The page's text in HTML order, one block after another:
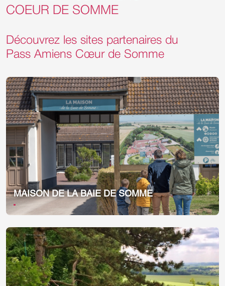
COEUR DE SOMME
Découvrez les sites partenaires du
Pass Amiens Cœur de Somme
MAISON DE LA BAIE DE SOMME